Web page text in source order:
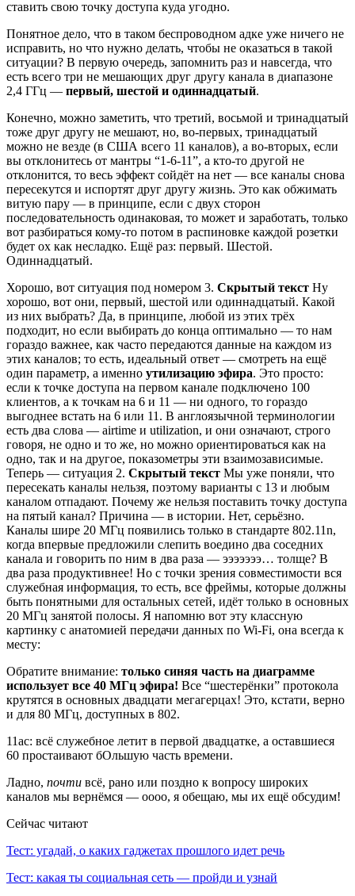
ставить свою точку доступа куда угодно.
Понятное дело, что в таком беспроводном адке уже ничего не
исправить, но что нужно делать, чтобы не оказаться в такой
ситуации? В первую очередь, запомнить раз и навсегда, что
есть всего три не мешающих друг другу канала в диапазоне
2,4 ГГц — первый, шестой и одиннадцатый.
Конечно, можно заметить, что третий, восьмой и тринадцатый
тоже друг другу не мешают, но, во-первых, тринадцатый
можно не везде (в США всего 11 каналов), а во-вторых, если
вы отклонитесь от мантры “1-6-11”, а кто-то другой не
отклонится, то весь эффект сойдёт на нет — все каналы снова
пересекутся и испортят друг другу жизнь. Это как обжимать
витую пару — в принципе, если с двух сторон
последовательность одинаковая, то может и заработать, только
вот разбираться кому-то потом в распиновке каждой розетки
будет ох как несладко. Ещё раз: первый. Шестой.
Одиннадцатый.
Хорошо, вот ситуация под номером 3. Скрытый текст Ну
хорошо, вот они, первый, шестой или одиннадцатый. Какой
из них выбрать? Да, в принципе, любой из этих трёх
подходит, но если выбирать до конца оптимально — то нам
гораздо важнее, как часто передаются данные на каждом из
этих каналов; то есть, идеальный ответ — смотреть на ещё
один параметр, а именно утилизацию эфира. Это просто:
если к точке доступа на первом канале подключено 100
клиентов, а к точкам на 6 и 11 — ни одного, то гораздо
выгоднее встать на 6 или 11. В англоязычной терминологии
есть два слова — airtime и utilization, и они означают, строго
говоря, не одно и то же, но можно ориентироваться как на
одно, так и на другое, показометры эти взаимозависимые.
Теперь — ситуация 2. Скрытый текст Мы уже поняли, что
пересекать каналы нельзя, поэтому варианты с 13 и любым
каналом отпадают. Почему же нельзя поставить точку доступа
на пятый канал? Причина — в истории. Нет, серьёзно.
Каналы шире 20 МГц появились только в стандарте 802.11n,
когда впервые предложили слепить воедино два соседних
канала и говорить по ним в два раза — эээээээ… толще? В
два раза продуктивнее! Но с точки зрения совместимости вся
служебная информация, то есть, все фреймы, которые должны
быть понятными для остальных сетей, идёт только в основных
20 МГц занятой полосы. Я напомню вот эту классную
картинку с анатомией передачи данных по Wi-Fi, она всегда к
месту:
Обратите внимание: только синяя часть на диаграмме
использует все 40 МГц эфира! Все “шестерёнки” протокола
крутятся в основных двадцати мегагерцах! Это, кстати, верно
и для 80 МГц, доступных в 802.
11ac: всё служебное летит в первой двадцатке, а оставшиеся
60 простаивают бОльшую часть времени.
Ладно, почти всё, рано или поздно к вопросу широких
каналов мы вернёмся — оооо, я обещаю, мы их ещё обсудим!
Сейчас читают
Тест: угадай, о каких гаджетах прошлого идет речь
Тест: какая ты социальная сеть — пройди и узнай